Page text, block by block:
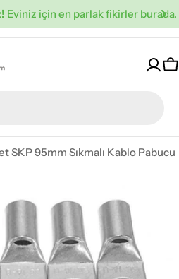
Eviniz için en parlak fikirler burada.
SKP 95mm Sıkmalı Kablo Pabucu